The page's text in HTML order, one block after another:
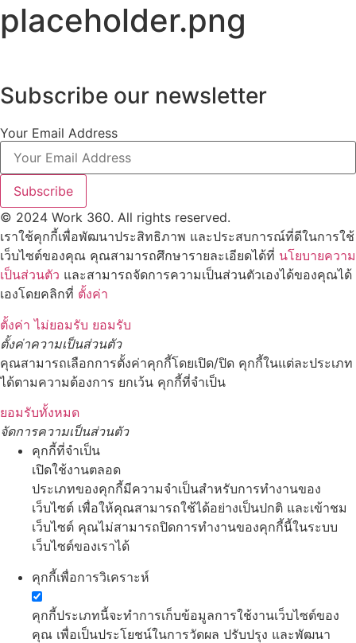
placeholder.png
Subscribe our newsletter
Your Email Address
Subscribe
© 2024 Work 360. All rights reserved.
เราใช้คุกกี้เพื่อพัฒนาประสิทธิภาพ และประสบการณ์ที่ดีในการใช้
เว็บไซต์ของคุณ คุณสามารถศึกษารายละเอียดได้ที่ นโยบายความ
เป็นส่วนตัว และสามารถจัดการความเป็นส่วนตัวเองได้ของคุณได้
เองโดยคลิกที่ ตั้งค่า
ตั้งค่า ไม่ยอมรับ ยอมรับ
ตั้งค่าความเป็นส่วนตัว
คุณสามารถเลือกการตั้งค่าคุกกี้โดยเปิด/ปิด คุกกี้ในแต่ละประเภท
ได้ตามความต้องการ ยกเว้น คุกกี้ที่จำเป็น
ยอมรับทั้งหมด
จัดการความเป็นส่วนตัว
คุกกี้ที่จำเป็น
เปิดใช้งานตลอด
ประเภทของคุกกี้มีความจำเป็นสำหรับการทำงานของ
เว็บไซต์ เพื่อให้คุณสามารถใช้ได้อย่างเป็นปกติ และเข้าชม
เว็บไซต์ คุณไม่สามารถปิดการทำงานของคุกกี้นี้ในระบบ
เว็บไซต์ของเราได้
คุกกี้เพื่อการวิเคราะห์
คุกกี้ประเภทนี้จะทำการเก็บข้อมูลการใช้งานเว็บไซต์ของ
คุณ เพื่อเป็นประโยชน์ในการวัดผล ปรับปรุง และพัฒนา